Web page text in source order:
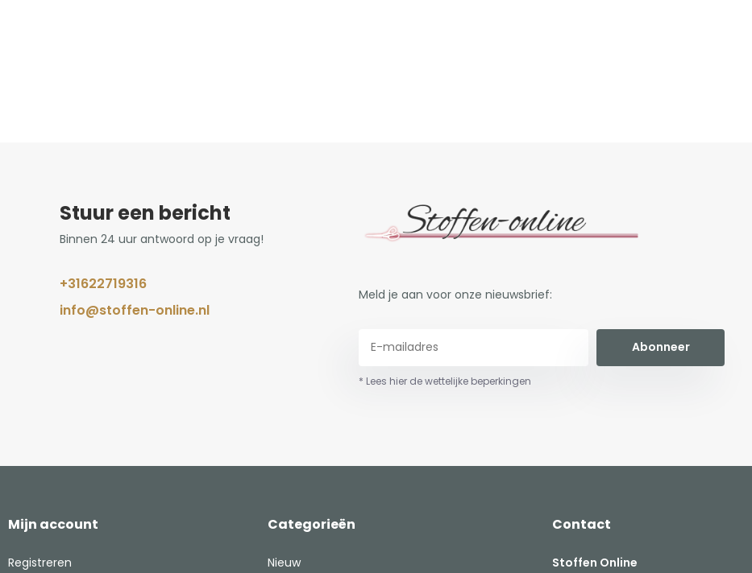
Stuur een bericht
Binnen 24 uur antwoord op je vraag!
+31622719316
info@stoffen-online.nl
Meld je aan voor onze nieuwsbrief:
Abonneer
* Lees hier de wettelijke beperkingen
Mijn account
Registreren
Categorieën
Nieuw
Contact
Stoffen Online